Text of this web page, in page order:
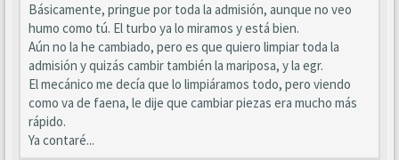
Básicamente, pringue por toda la admisión, aunque no veo
humo como tú. El turbo ya lo miramos y está bien.
Aún no la he cambiado, pero es que quiero limpiar toda la
admisión y quizás cambir también la mariposa, y la egr.
El mecánico me decía que lo limpiáramos todo, pero viendo
como va de faena, le dije que cambiar piezas era mucho más
rápido.
Ya contaré...